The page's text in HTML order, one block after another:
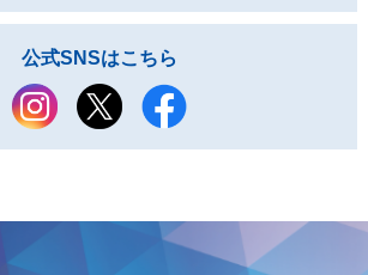
公式SNSはこちら